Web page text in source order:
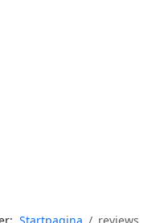
Startpagina reviews